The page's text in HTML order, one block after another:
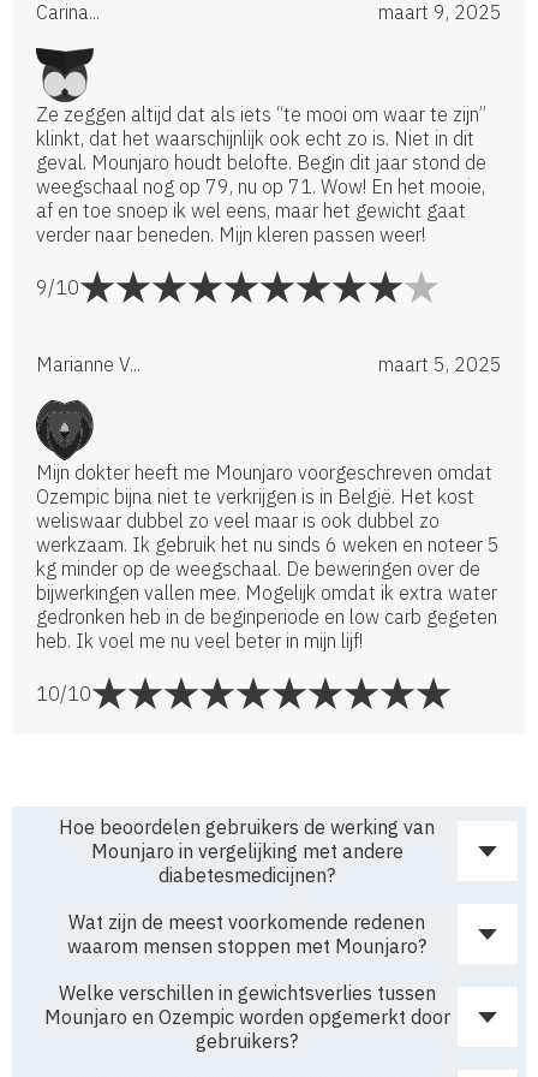
Carina... maart 9, 2025
Ze zeggen altijd dat als iets “te mooi om waar te zijn”
klinkt, dat het waarschijnlijk ook echt zo is. Niet in dit
geval. Mounjaro houdt belofte. Begin dit jaar stond de
weegschaal nog op 79, nu op 71. Wow! En het mooie,
af en toe snoep ik wel eens, maar het gewicht gaat
verder naar beneden. Mijn kleren passen weer!
9/10
Marianne V... maart 5, 2025
Mijn dokter heeft me Mounjaro voorgeschreven omdat
Ozempic bijna niet te verkrijgen is in België. Het kost
weliswaar dubbel zo veel maar is ook dubbel zo
werkzaam. Ik gebruik het nu sinds 6 weken en noteer 5
kg minder op de weegschaal. De beweringen over de
bijwerkingen vallen mee. Mogelijk omdat ik extra water
gedronken heb in de beginperiode en low carb gegeten
heb. Ik voel me nu veel beter in mijn lijf!
10/10
Hoe beoordelen gebruikers de werking van
Mounjaro in vergelijking met andere
diabetesmedicijnen?
Mounjaro wordt hoog gewaardeerd door gebruikers.
Op drugs.com kreeg Mounjaro van diabetespatiënten
bijvoorbeeld 8,6 van de 10 punten (80% van de
positieve beoordelingen en slechts 6% van de
negatieve beoordelingen). Klinische studies hebben
aangetoond dat patiënten die Mounjaro gebruikten
gemiddeld 22,9% verloren in 3 jaar, wat hoger is dan
Wat zijn de meest voorkomende redenen
waarom mensen stoppen met Mounjaro?
Sommige mensen vinden de prijs van het medicijn
hoog en een probleem om de behandeling langer
door te zetten. Anderzijds kunnen er problemen zijn
met de bevoorrading van het product. Ook voelen niet
Welke verschillen in gewichtsverlies tussen
Mounjaro en Ozempic worden opgemerkt door
gebruikers?